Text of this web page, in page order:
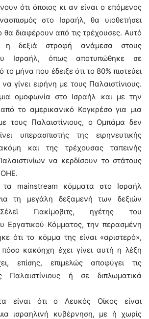
ότι όποιος κι αν είναι ο επόμενος
στο Ισραήλ, θα υιοθετήσει
θα διαφέρουν από τις τρέχουσες. Αυτό
η δεξιά στροφή ανάμεσα στους
Ισραήλ, όπως αποτυπώθηκε σε
μήνα που έδειξε ότι το 80% πιστεύει
γίνει ειρήνη με τους Παλαιστίνιους.
ομοφωνία στο Ισραήλ και με την
από το αμερικανικό Κογκρέσο για μια
τους Παλαιστίνιους, ο Ομπάμα δεν
υπερασπιστής της ειρηνευτικής
και της τρέχουσας ταπεινής
να κερδίσουν το στάτους
ΟΗΕ.
mainstream κόμματα στο Ισραήλ
τη μεγάλη δεξαμενή των δεξιών
Γιακίμοβιτς, ηγέτης του
Εργατικού Κόμματος, την περασμένη
ότι το κόμμα της είναι «αριστερό»,
πόσο κακόηχη έχει γίνει αυτή η λέξη
επίσης, επιμελώς αποφύγει τις
Παλαιστίνιους ή σε διπλωματικά
είναι ότι ο Λευκός Οίκος είναι
ισραηλινή κυβέρνηση, με ή χωρίς